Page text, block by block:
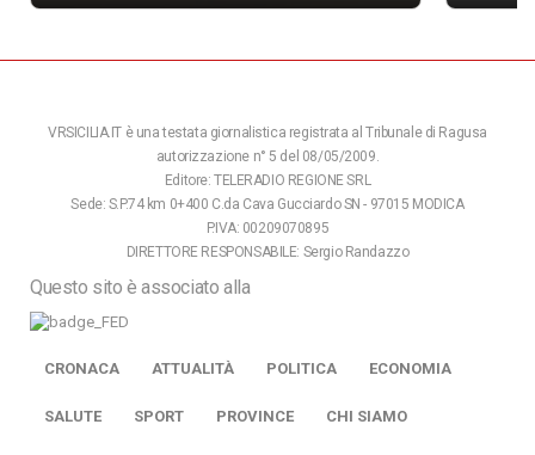
VRSICILIA.IT è una testata giornalistica registrata al Tribunale di Ragusa
autorizzazione n° 5 del 08/05/2009.
Editore: TELERADIO REGIONE SRL
Sede: S.P.74 km 0+400 C.da Cava Gucciardo SN - 97015 MODICA
P.IVA: 00209070895
DIRETTORE RESPONSABILE: Sergio Randazzo
Questo sito è associato alla
CRONACA ATTUALITÀ POLITICA ECONOMIA
SALUTE SPORT PROVINCE CHI SIAMO